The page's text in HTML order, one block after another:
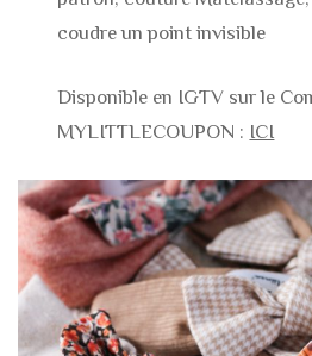
coudre un point invisible
Disponible en IGTV sur le
MYLITTLECOUPON : ICI